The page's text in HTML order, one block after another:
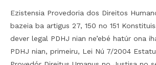
Ezistensia Provedoria dos Direitos
bazeia ba artigus 27, 150 no 151
dever legal PDHJ nian ne’ebé hatúr ona
PDHJ nian, primeiru, Lei Nú 7/2004